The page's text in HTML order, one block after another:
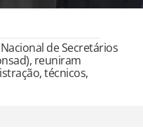
de Secretários
reuniram
técnicos,